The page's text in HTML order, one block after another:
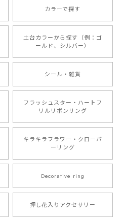
カラーで探す
土台カラーから探す（例：ゴ
ールド、シルバー）
シール・雑貨
フラッシュスター・ハートフ
リルリボンリング
キラキラフラワー・クローバ
ーリング
Decorative ring
押し花入りアクセサリー